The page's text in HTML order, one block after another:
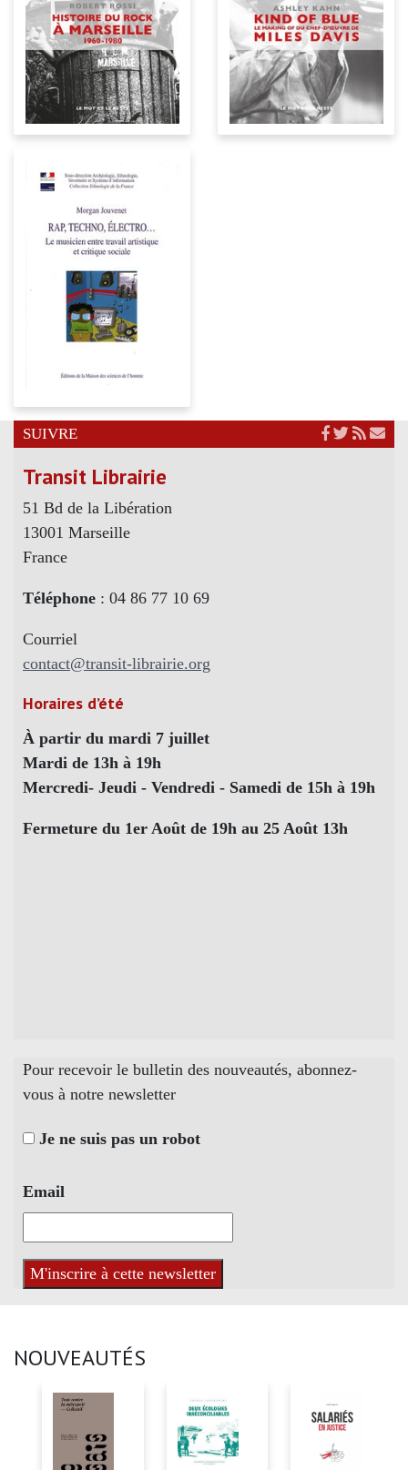
SUIVRE
Transit Librairie
51 Bd de la Libération
13001 Marseille
France
Téléphone : 04 86 77 10 69
Courriel
contact@transit-librairie.org
Horaires d’été
À partir du mardi 7 juillet
Mardi de 13h à 19h
Mercredi- Jeudi - Vendredi - Samedi de 15h à 19h
Fermeture du 1er Août de 19h au 25 Août 13h
Pour recevoir le bulletin des nouveautés, abonnez-
vous à notre newsletter
Je ne suis pas un robot
Email
NOUVEAUTÉS